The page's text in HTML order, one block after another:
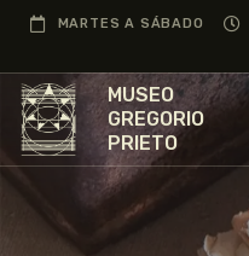
MARTES A SÁBADO
MUSEO
GREGORIO
PRIETO